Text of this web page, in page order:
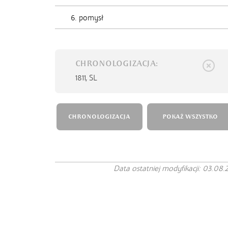
6. pomysł
CHRONOLOGIZACJA:
1811, SL
CHRONOLOGIZACJA POKAŻ WSZYSTKO
Data ostatniej modyfikacji: